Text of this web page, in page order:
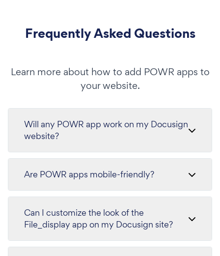
Frequently Asked Questions
Learn more about how to add POWR apps to
your website.
Will any POWR app work on my Docusign
website?
Are POWR apps mobile-friendly?
Can I customize the look of the
File_display app on my Docusign site?